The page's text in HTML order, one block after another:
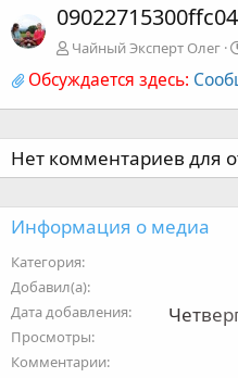
Чайный Эксперт Олег
Обсуждается здесь:
Нет комментариев для
Информация о медиа
Категория
Добавил(а)
Дата добавления
Просмотры
Комментарии